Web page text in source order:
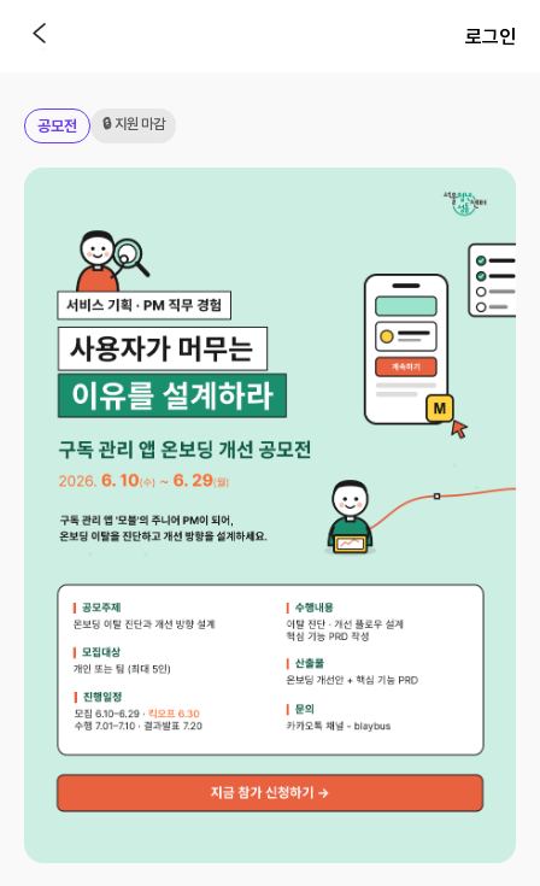
로그인
공모전 🔒 지원 마감